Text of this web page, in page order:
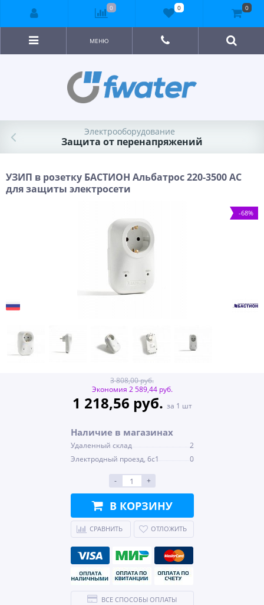
МЕНЮ
Электрооборудование
Защита от перенапряжений
УЗИП в розетку БАСТИОН Альбатрос 220-3500 АС
для защиты электросети
-68%
3 808,00 руб.
Экономия 2 589,44 руб.
1 218,56 руб. за 1 шт
Наличие в магазинах
Удаленный склад
2
Электродный проезд, 6с1
0
- +
В КОРЗИНУ
СРАВНИТЬ ОТЛОЖИТЬ
ВСЕ СПОСОБЫ ОПЛАТЫ
0 0 0